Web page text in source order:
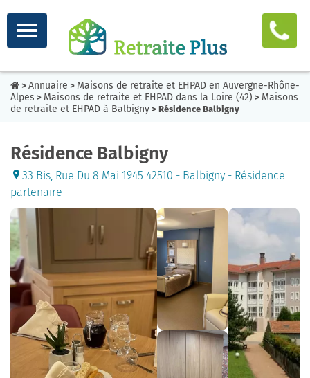
> Annuaire > Maisons de retraite et EHPAD en Auvergne-Rhône-
Alpes > Maisons de retraite et EHPAD dans la Loire (42) > Maisons
de retraite et EHPAD à Balbigny > Résidence Balbigny
Résidence Balbigny
33 Bis, Rue Du 8 Mai 1945 42510 - Balbigny - Résidence
partenaire